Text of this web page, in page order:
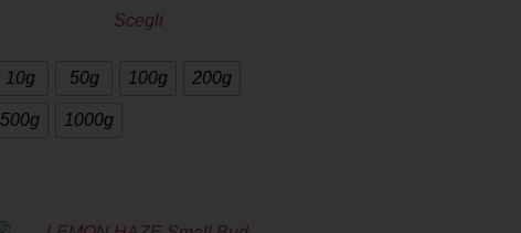
Scegli
10g 50g 100g 200g
500g 1000g